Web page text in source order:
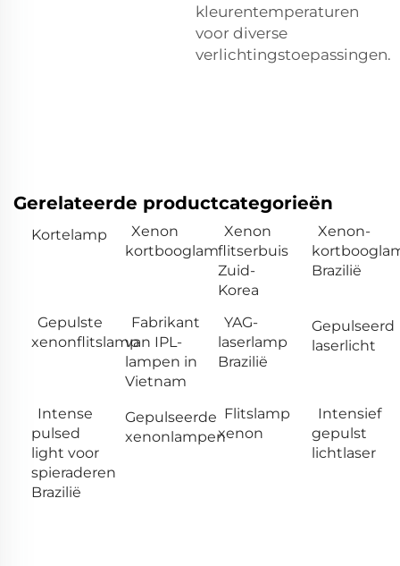
kleurentemperaturen
voor diverse
verlichtingstoepassingen.
Gerelateerde productcategorieën
Kortelamp
Xenon
kortbooglam
Xenon
flitserbuis
Zuid-
Korea
Xenon-
Brazilië
Gepulste
xenonflitslamp
Fabrikant
van IPL-
lampen in
Vietnam
YAG-
laserlamp
Brazilië
Gepulseerd
laserlicht
Intense
pulsed
light voor
spieraderen
Brazilië
Gepulseerde
xenonlampen
Flitslamp
xenon
Intensief
gepulst
lichtlaser